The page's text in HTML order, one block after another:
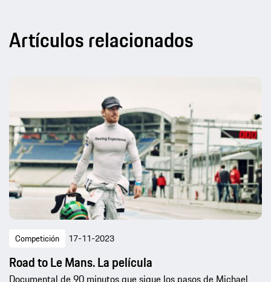
Artículos relacionados
Competición 17-11-2023
Road to Le Mans. La película